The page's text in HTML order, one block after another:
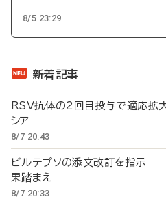
8/5 23:29
新着記事
RSV抗体の2回目投与で適応
シア
8/7 20:43
ビルテプソの添文改訂を指示
果踏まえ
8/7 20:33